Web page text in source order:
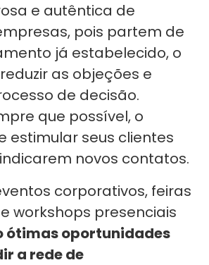
e autêntica de
pois partem de
já estabelecido, o
as objeções e
de decisão.
que possível, o
estimular seus clientes
novos contatos.
corporativos, feiras
workshops presenciais
ótimas oportunidades
a rede de